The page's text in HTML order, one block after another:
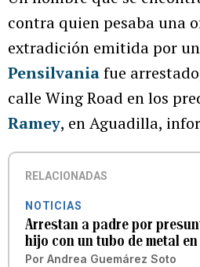
contra quien pesaba una
extradición emitida por
Pensilvaniafue
calle Wing Road en los
Ramey, en Aguadilla,
RELACIONADAS
NOTICIAS
Arrestan a padre por
hijo con un tubo de metal
Por Andrea Guemárez Soto